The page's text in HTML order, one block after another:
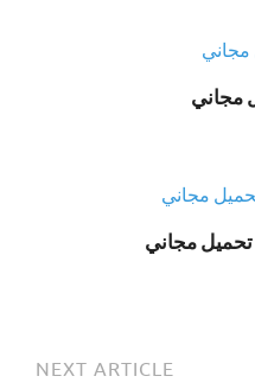
NEXT ARTICLE